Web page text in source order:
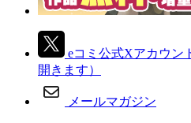
eコミ公式Xアカウン
開きます）
メールマガジン